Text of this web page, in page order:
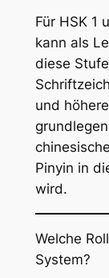
Für HSK 1
kann als
diese
und
Pinyin in
wird.
Welche
System?